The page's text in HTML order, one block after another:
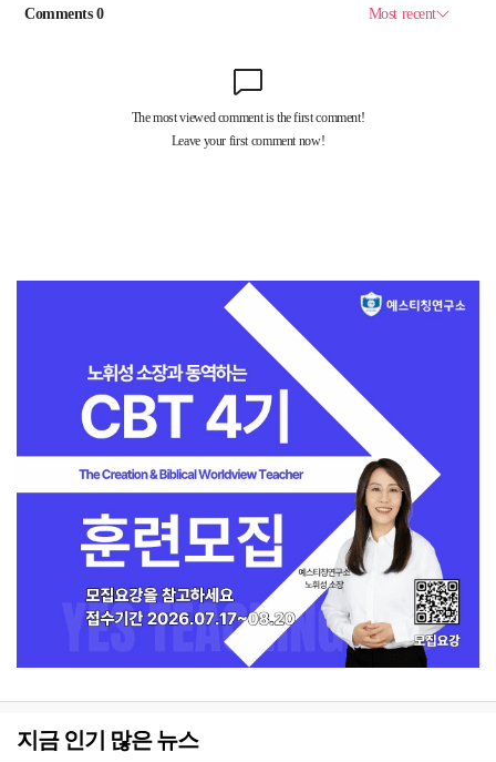
지금 인기 많은 뉴스